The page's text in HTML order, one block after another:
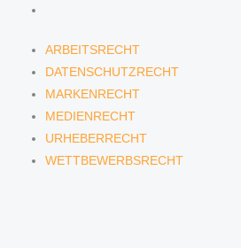
ARBEITSRECHT
DATENSCHUTZRECHT
MARKENRECHT
MEDIENRECHT
URHEBERRECHT
WETTBEWERBSRECHT